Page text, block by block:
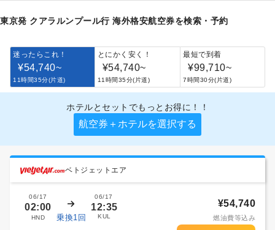
東京発 クアラルンプール行 海外格安航空券を検索・予約
迷ったらこれ！
¥54,740~
11時間35分(片道)
とにかく安く！
¥54,740~
11時間35分(片道)
最短で到着
¥99,710~
7時間30分(片道)
ホテルとセットでもっとお得に！！
航空券＋ホテルを選択する
ベトジェットエア
06/17
02:00
HND 乗換1回
06/17
12:35
KUL
¥54,740
燃油費等込み